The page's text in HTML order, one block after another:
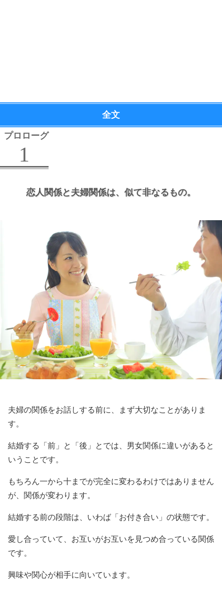
全文
プロローグ
1
恋人関係と夫婦関係は、 似て非なるもの。
夫婦の関係をお話しする前に、まず大切なことがありま
す。
結婚する「前」と「後」とでは、男女関係に違いがあると
いうことです。
もちろん一から十までが完全に変わるわけではありません
が、関係が変わります。
結婚する前の段階は、いわば「お付き合い」の状態です。
愛し合っていて、お互いがお互いを見つめ合っている関係
です。
興味や関心が相手に向いています。